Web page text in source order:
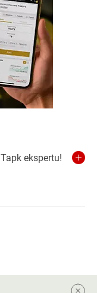
Tapk ekspertu!